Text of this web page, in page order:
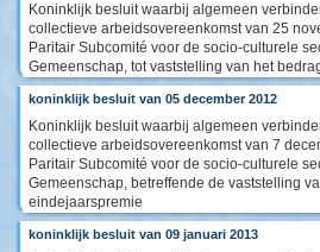
Koninklijk besluit waarbij algemeen
collectieve arbeidsovereenkomst van 25
Paritair Subcomité voor de socio-culturele
Gemeenschap, tot vaststelling van het
koninklijk besluit van 05 december 2012
Koninklijk besluit waarbij algemeen
collectieve arbeidsovereenkomst van 7
Paritair Subcomité voor de socio-culturele
Gemeenschap, betreffende de vaststelling
eindejaarspremie
koninklijk besluit van 09 januari 2013